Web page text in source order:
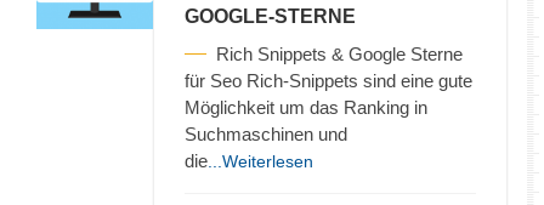
GOOGLE-STERNE
Rich Snippets & Google Sterne
für Seo Rich-Snippets sind eine gute
Möglichkeit um das Ranking in
Suchmaschinen und
die ...Weiterlesen